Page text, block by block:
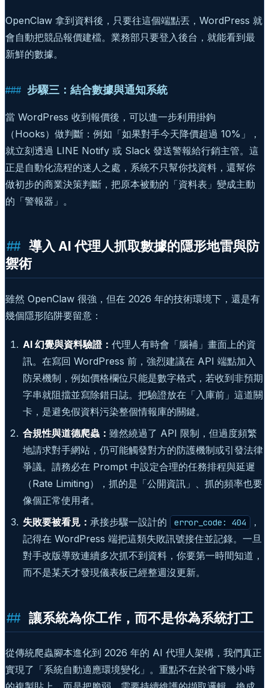
OpenClaw 拿到資料後，只要往這個端點丟，WordPress 就
會自動把競品報價建檔。業務部只要登入後台，就能看到最
新鮮的數據。
步驟三：結合數據與通知系統
當 WordPress 收到報價後，可以進一步利用掛鉤
（Hooks）做判斷：例如「如果對手今天降價超過 10%」，
就立刻透過 LINE Notify 或 Slack 發送警報給行銷主管。這
正是自動化流程的迷人之處，系統不只幫你找資料，還幫你
做初步的商業決策判斷，把原本被動的「資料表」變成主動
的「警報器」。
導入 AI 代理人抓取數據的隱形地雷與防
禦術
雖然 OpenClaw 很強，但在 2026 年的技術環境下，還是有
幾個隱形陷阱要留意：
AI 幻覺與資料驗證： 代理人有時會「腦補」畫面上的資
訊。在寫回 WordPress 前，強烈建議在 API 端點加入
防呆機制，例如價格欄位只能是數字格式，若收到非預期
字串就阻擋並寫除錯日誌。把驗證放在「入庫前」這道關
卡，是避免假資料污染整個情報庫的關鍵。
合規性與道德爬蟲： 雖然繞過了 API 限制，但過度頻繁
地請求對手網站，仍可能觸發對方的防護機制或引發法律
爭議。請務必在 Prompt 中設定合理的任務排程與延遲
（Rate Limiting），抓的是「公開資訊」、抓的頻率也要
像個正常使用者。
失敗要被看見： 承接步驟一設計的 error_code: 404
，
記得在 WordPress 端把這類失敗訊號接住並記錄。一旦
對手改版導致連續多次抓不到資料，你要第一時間知道，
而不是某天才發現儀表板已經整週沒更新。
讓系統為你工作，而不是你為系統打工
從傳統爬蟲腳本進化到 2026 年的 AI 代理人架構，我們真正
實現了「系統自動適應環境變化」。重點不在於省下幾小時